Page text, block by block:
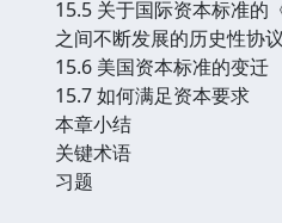
15.5 关于国际资本标准的
之间不断发展的历史性协议
15.6 美国资本标准的变迁
15.7 如何满足资本要求
本章小结
关键术语
习题